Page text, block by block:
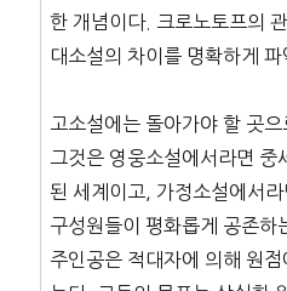
한 개념이다. 크로노토프의
대소설의 차이를 명확하게 파
고소설에는 돌아가야 할 곳
그것은 영웅소설에서라면 중
된 세계이고, 가정소설에서
구성원들이 평화롭게 공존하
주인공은 적대자에 의해 원